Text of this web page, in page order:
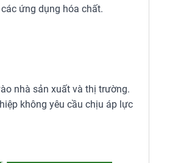
ứng dụng hóa chất.
nhà sản xuất và thị trường.
không yêu cầu chịu áp lực